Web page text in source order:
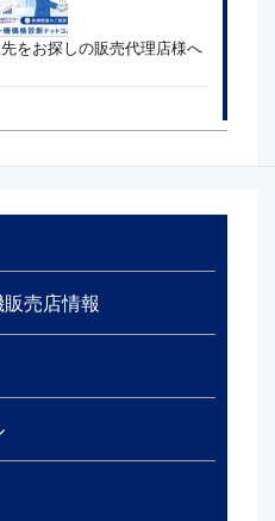
をお探しの販売代理店様へ
売店情報